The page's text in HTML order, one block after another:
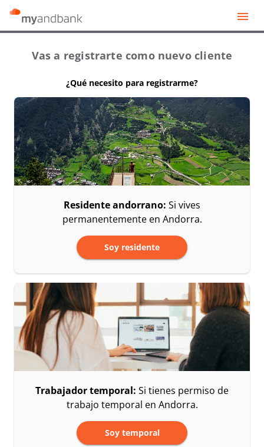
Vas a registrarte como nuevo cliente
¿Qué necesito para registrarme?
Residente andorrano: Si vives
permanentemente en Andorra.
Soy residente
Trabajador temporal: Si tienes permiso de
trabajo temporal en Andorra.
Soy temporal